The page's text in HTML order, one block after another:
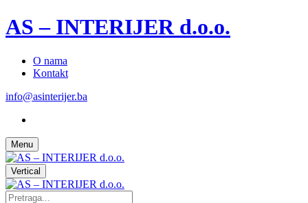
AS – INTERIJER d.o.o.
O nama
Kontakt
info@asinterijer.ba
Menu
Vertical